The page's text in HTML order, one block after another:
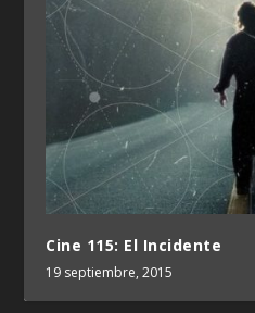
Cine 115: El Incidente
19 septiembre, 2015